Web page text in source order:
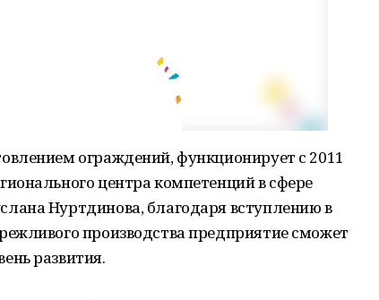
ограждений, функционирует с 2011
центра компетенций в сфере
Нуртдинова, благодаря вступлению в
производства предприятие сможет
развития.